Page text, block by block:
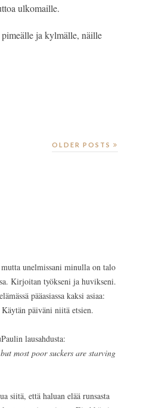
ulkomaille.
ja kylmälle, näille
OLDER POSTS
unelmissani minulla on talo
Kirjoitan työkseni ja huvikseni.
pääasiassa kaksi asiaa:
päiväni niitä etsien.
lausahdusta:
most poor suckers are starving
siitä, että haluan elää runsasta